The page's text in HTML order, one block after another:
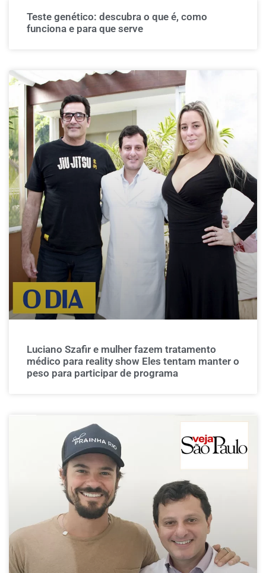
Teste genético: descubra o que é, como
funciona e para que serve
Luciano Szafir e mulher fazem tratamento
médico para reality show Eles tentam manter o
peso para participar de programa